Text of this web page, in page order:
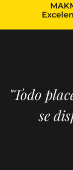
"Todo
se